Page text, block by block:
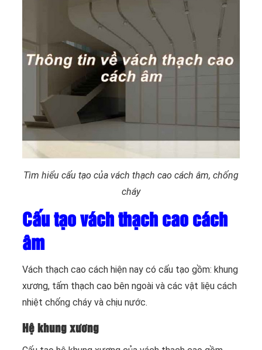
Tìm hiểu cấu tạo của vách thạch cao cách âm, chống
cháy
Cấu tạo vách thạch cao cách
âm
Vách thạch cao cách hiện nay có cấu tạo gồm: khung
xương, tấm thạch cao bên ngoài và các vật liệu cách
nhiệt chống cháy và chịu nước.
Hệ khung xương